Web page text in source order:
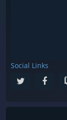
Social Links